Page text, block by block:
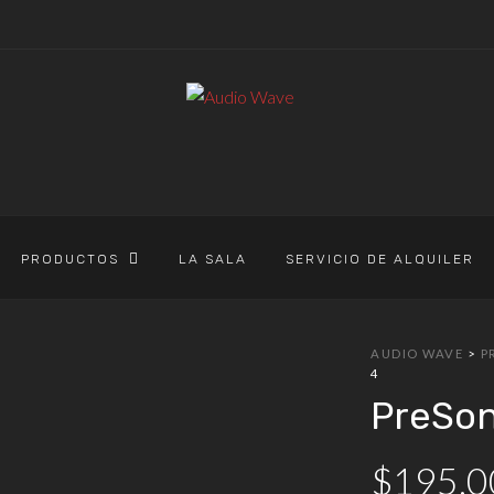
PRODUCTOS LA SALA SERVICIO DE ALQUILER
AUDIO WAVE >
4
$